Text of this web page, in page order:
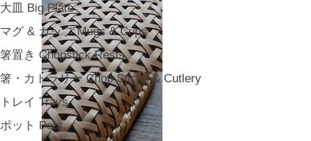
大皿 Big Plate
マグ & カップ Mugs & Cups
箸置き Chopstick Rests
箸・カトラリー Chop Sticks & Cutlery
トレイ Trays
ポット Pots